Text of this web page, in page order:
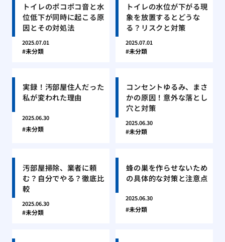
トイレのポコポコ音と水
位低下が同時に起こる原
因とその対処法
2025.07.01
未分類
トイレの水位が下がる現
象を放置するとどうな
る？リスクと対策
2025.07.01
未分類
実録！汚部屋住人だった
私が変われた理由
2025.06.30
未分類
コンセントゆるみ、まさ
かの原因！意外な落とし
穴と対策
2025.06.30
未分類
汚部屋掃除、業者に頼
む？自分でやる？徹底比
較
2025.06.30
未分類
蜂の巣を作らせないため
の具体的な対策と注意点
2025.06.30
未分類